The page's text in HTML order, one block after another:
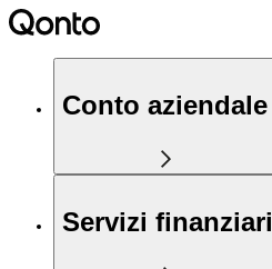
Conto aziendale
Servizi finanziari